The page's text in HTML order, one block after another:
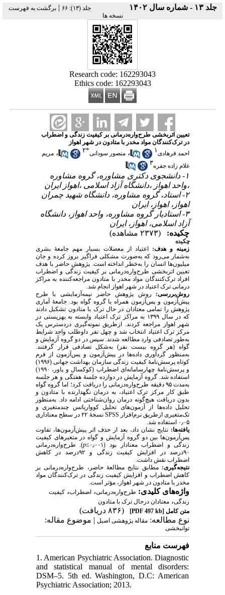
جلد ۱۳ - شماره سال ۱۴۰۲ ‫جلد (۱۳): ۶۶ |برگشت به فهرست
نسخه ها
Research code: 162293043
Ethics code: 162293043
تعیین اثربخشی طرح‌واره‌درمانی بر کیفیت زندگی و اضطراب
در ترک‌کنندگان مواد مخدر با متادون در شهر اهواز
احمد فرهادی۱ ، منصور سودانی*۲ ، مریم
غلام زاده جفره۳
۱- دانشجوی دکتری مشاوره، گروه مشاوره
،واحد اهواز ،دانشگاه آزاد اسلامی ،اهواز ایران
۲- استاد، گروه مشاوره، دانشگاه شهید چمران
اهواز، اهواز، ایران
۳- استادیار گروه مشاوره، واحد اهواز، دانشگاه
آزاد اسلامی، اهواز، ایران
چکیده:
(۲۳۷۳ مشاهده)
چکیده
زمینه و هدف:
اعتیاد از معضلات بسیار مهم جامعهٔ بشری
به‌شمار می‌رود که به‌صورت مشکلی فراگیر بروز کرده و جان
میلیون‌ها انسان را به‌خطر انداخته است. پژوهش حاضر با هدف
تعیین اثربخشی طرح‌واره‌درمانی بر کیفیت زندگی و اضطراب
افراد ترک‌کنندگان مواد مخدر با متادون مراجعه‌کننده به مراکز
درمانی ترک اعتیاد در شهر اهواز انجام شد.
روش‌بررسی: روش پژوهش حاضر نیمه‌آزمایشی با طرح
پیش‌آزمون و پس‌آزمون همراه با گروه گواه بود. جامعهٔ آماری
پژوهش را تمامی معتادان در حال ترک با متادون تشکیل دادند
که در سال ۱۳۹۹ به مراکز ترک اعتیاد وابسته به بهزیستی در
شهر اهواز مراجعه کردند. ازطریق نمونه‌گیری دردسترس یک
مرکز ترک اعتیاد انتخاب شد و چهل نفر داوطلب واجد شرایط
به‌طور تصادفی وارد مطالعه شدند. سپس در دو گروه آزمایش و
گواه (هر گروه بیست نفر) به‌شکل تصادفی قرار گرفتند.
به‌منظور گردآوری داده‌ها در پیش‌آزمون و پس‌آزمون از فرم
کوتاه پرسش‌نامهٔ کیفیت زندگی سازمان بهداشت جهانی (۱۹۹۶)
و پرسش‌نامهٔ چهارسامانه‌ای اضطراب (کوکسال و پاور، ۱۹۹۰)
استفاده شد. گروه آزمایش در دوازده جلسۀ هفتگی و هر جلسه
به‌مدت ۹۵ دقیقه طرح‌واره‌درمانی را دریافت کرد؛ اما گروه گواه
طبق کار مرکز ترک اعتیاد، به درمان نگهدارنده با متادون و
بدون دریافت هیچ‌گونه درمان روان‌شناختی ادامه داد. به‌منظور
تحلیل داده‌ها از آزمون‌های تحلیل کوواریانس چندمتغیری و
تک‌متغیری ازطریق نرم‌افزار SPSS
نسخهٔ ۲۲ در سطح معناداری
۰٫۰۵ استفاده شد.
یافته‌ها: نتایج نشان داد، بعد از حذف اثر پیش‌آزمون‌ها، تفاوت
پس‌آزمون‌ها بین دو گروه آزمایش و گواه در متغیرهای کیفیت
زندگی و اضطراب معنادار بود (۰٫۰۰۱≥
p). طرح‌واره‌درمانی
۹۰درصد در افزایش کیفیت زندگی و ۹۲درصد در کاهش
اضطراب نقش داشت.
نتیجه‌گیری: مطابق نتایج مطالعهٔ حاضر، طرح‌واره‌درمانی بر
کاهش اضطراب و افزایش کیفیت زندگی در ترک‌کنندگان مواد
مخدر با متادون در شهر اهواز، مؤثر است.
واژه‌های کلیدی: طرح‌واره‌درمانی، اضطراب، کیفیت
زندگی، معتادان درحال ترک با متادون
متن کامل[PDF 497 kb]
(۸۳۶ دریافت)
نوع مطالعه: مقاله پژوهشی اصیل | موضوع مقاله:
توانبخشی
فهرست منابع
1. American Psychiatric Association. Diagnostic
and statistical manual of mental disorders:
DSM–5. 5th ed. Washington, D.C: American
Psychiatric Association; 2013.